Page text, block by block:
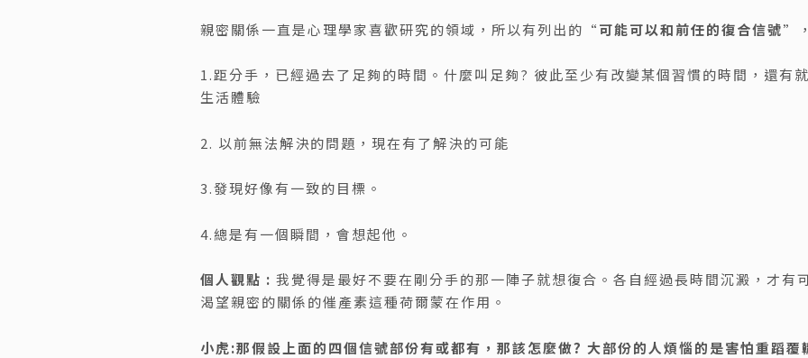
親密關係一直是心理學家喜歡研究的領域，所以有列出的“可能可以和前任的復合信號”
1.距分手，已經過去了足夠的時間。什麼叫足夠? 彼此至少有改變某個習慣的時間，還有
生活體驗
2. 以前無法解決的問題，現在有了解決的可能
3.發現好像有一致的目標。
4.總是有一個瞬間，會想起他。
個人觀點 : 我覺得是最好不要在剛分手的那一陣子就想復合。各自經過長時間沉澱，才有
渴望親密的關係的催產素這種荷爾蒙在作用。
小虎:那假設上面的四個信號部份有或都有，那該怎麼做? 大部份的人煩惱的是害怕重蹈覆